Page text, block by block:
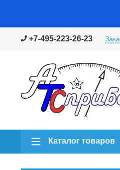
+7-495-223-26-23
Каталог товаров